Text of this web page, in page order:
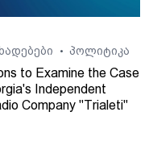
• პოლიტიკა
to Examine the Case
Independent
Company "Trialeti"